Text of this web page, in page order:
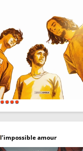
l’impossible amour